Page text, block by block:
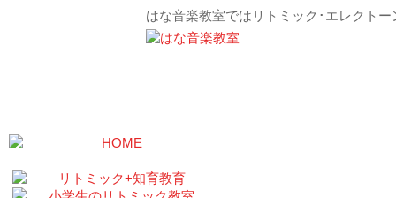
はな音楽教室ではリトミック･エレクト